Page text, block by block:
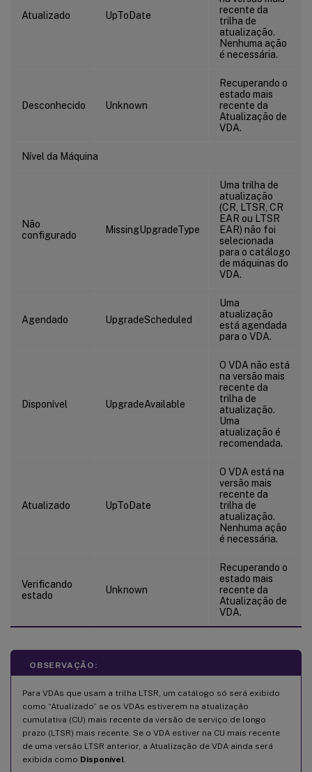
Atualizado UpToDate
recente da
trilha de
atualização.
Nenhuma ação
é necessária.
Desconhecido Unknown
Recuperando o
estado mais
recente da
Atualização de
VDA.
Nível da Máquina
Não
configurado
MissingUpgradeType
Uma trilha de
atualização
(CR, LTSR, CR
EAR ou LTSR
EAR) não foi
selecionada
para o catálogo
de máquinas do
VDA.
Agendado UpgradeScheduled
Uma
atualização
está agendada
para o VDA.
Disponível UpgradeAvailable
O VDA não está
na versão mais
recente da
trilha de
atualização.
Uma
atualização é
recomendada.
Atualizado UpToDate
O VDA está na
versão mais
recente da
trilha de
atualização.
Nenhuma ação
é necessária.
Verificando
estado
Unknown
Recuperando o
estado mais
recente da
Atualização de
VDA.
OBSERVAÇÃO:
Para VDAs que usam a trilha LTSR, um catálogo só será exibido
como “Atualizado” se os VDAs estiverem na atualização
cumulativa (CU) mais recente da versão de serviço de longo
prazo (LTSR) mais recente. Se o VDA estiver na CU mais recente
de uma versão LTSR anterior, a Atualização de VDA ainda será
exibida como Disponível